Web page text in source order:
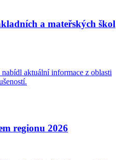
a mateřských škol
aktuální informace z oblasti
regionu 2026